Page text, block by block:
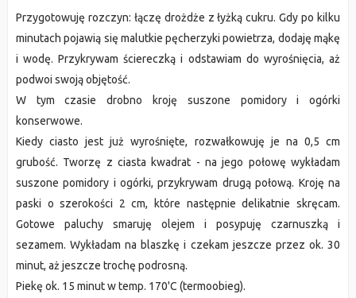
Przygotowuję rozczyn: łączę drożdże z łyżką cukru. Gdy po kilku
minutach pojawią się malutkie pęcherzyki powietrza, dodaję mąkę
i wodę. Przykrywam ściereczką i odstawiam do wyrośnięcia, aż
podwoi swoją objętość.
W tym czasie drobno kroję suszone pomidory i ogórki
konserwowe.
Kiedy ciasto jest już wyrośnięte, rozwałkowuję je na 0,5 cm
grubość. Tworzę z ciasta kwadrat - na jego połowę wykładam
suszone pomidory i ogórki, przykrywam drugą połową. Kroję na
paski o szerokości 2 cm, które następnie delikatnie skręcam.
Gotowe paluchy smaruję olejem i posypuję czarnuszką i
sezamem. Wykładam na blaszkę i czekam jeszcze przez ok. 30
minut, aż jeszcze trochę podrosną.
Piekę ok. 15 minut w temp. 170'C (termoobieg).